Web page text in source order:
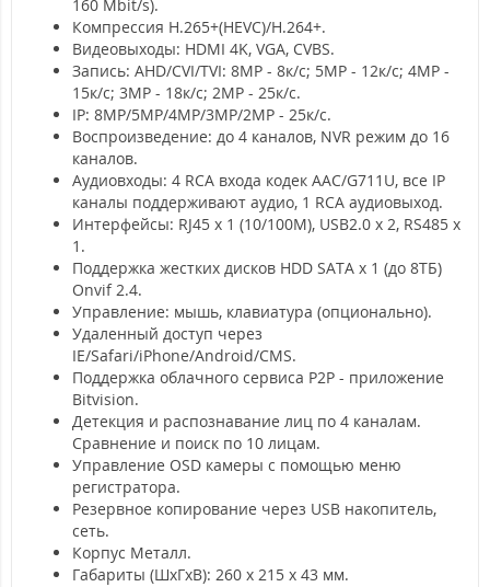
160 Mbit/s).
Компрессия H.265+(HEVC)/H.264+.
Видеовыходы: HDMI 4K, VGA, CVBS.
Запись: AHD/CVI/TVI: 8MP - 8к/c; 5MP - 12к/c; 4MP -
15к/c; 3MP - 18к/c; 2MP - 25к/c.
IP: 8MP/5MP/4MP/3MP/2MP - 25к/c.
Воспроизведение: до 4 каналов, NVR режим до 16
каналов.
Аудиовходы: 4 RCA входа кодек AAC/G711U, все IP
каналы поддерживают аудио, 1 RCA аудиовыход.
Интерфейсы: RJ45 х 1 (10/100M), USB2.0 x 2, RS485 x
1.
Поддержка жестких дисков HDD SATA x 1 (до 8ТБ)
Onvif 2.4.
Управление: мышь, клавиатура (опционально).
Удаленный доступ через
IE/Safari/iPhone/Android/CMS.
Поддержка облачного сервиса P2P - приложение
Bitvision.
Детекция и распознавание лиц по 4 каналам.
Сравнение и поиск по 10 лицам.
Управление OSD камеры с помощью меню
регистратора.
Резервное копирование через USB накопитель,
сеть.
Корпус Металл.
Габариты (ШxГxВ): 260 x 215 x 43 мм.